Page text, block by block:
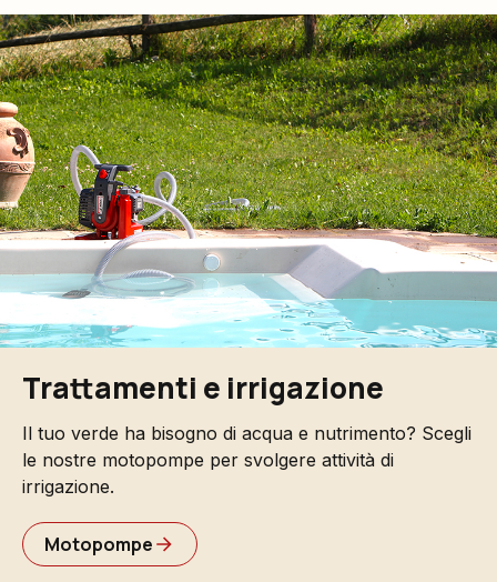
Trattamenti e irrigazione
Il tuo verde ha bisogno di acqua e nutrimento? Scegli
le nostre motopompe per svolgere attività di
irrigazione.
Motopompe